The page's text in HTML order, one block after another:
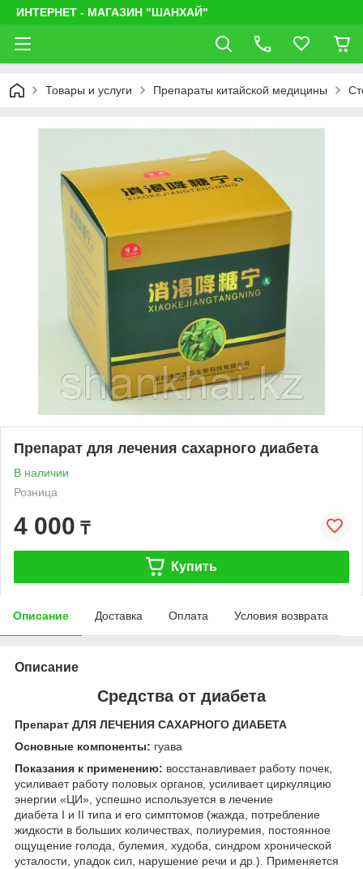
ИНТЕРНЕТ - МАГАЗИН "ШАНХАЙ"
Товары и услуги Препараты китайской медицины
Препарат для лечения сахарного диабета
В наличии
Розница
4 000 ₸
Купить
Описание Доставка Оплата Условия возврата
Описание
Средства от диабета
Препарат ДЛЯ ЛЕЧЕНИЯ САХАРНОГО ДИАБЕТА
Основные компоненты: гуава
Показания к применению: восстанавливает работу почек,
усиливает работу половых органов, усиливает циркуляцию
энергии «ЦИ», успешно используется в лечение
диабета I и II типа и его симптомов (жажда, потребление
жидкости в больших количествах, полиуремия, постоянное
ощущение голода, булемия, худоба, синдром хронической
усталости, упадок сил, нарушение речи и др.). Применяется